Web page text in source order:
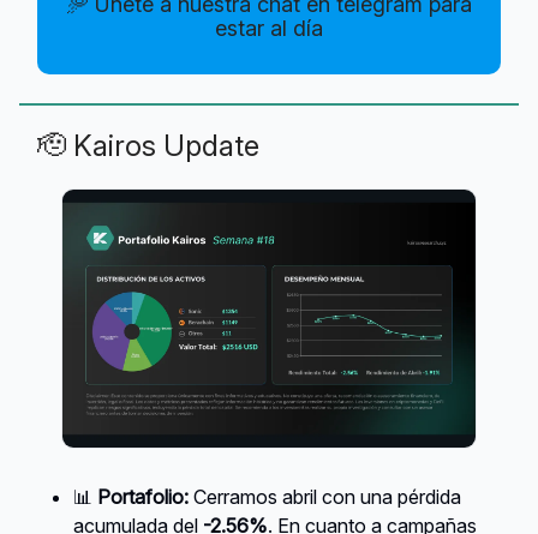
estar al día
🫡 Kairos Update
📊 Portafolio: Cerramos abril con una pérdida
acumulada del -2.56%. En cuanto a campañas